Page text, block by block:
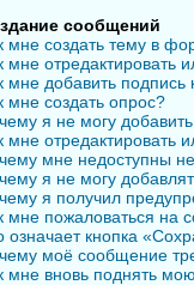
сообщений
мне создать тему в
мне отредактировать
мне добавить
мне создать опрос?
я не могу
мне отредактировать
мне недоступны
я не могу
я получил
мне пожаловаться на
означает кнопка
моё сообщение
мне вновь поднять